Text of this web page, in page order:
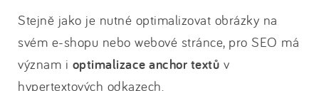
Stejně jako je nutné optimalizovat obrázky na
svém e-shopu nebo webové stránce, pro SEO má
význam i optimalizace anchor textů v
hypertextových odkazech.